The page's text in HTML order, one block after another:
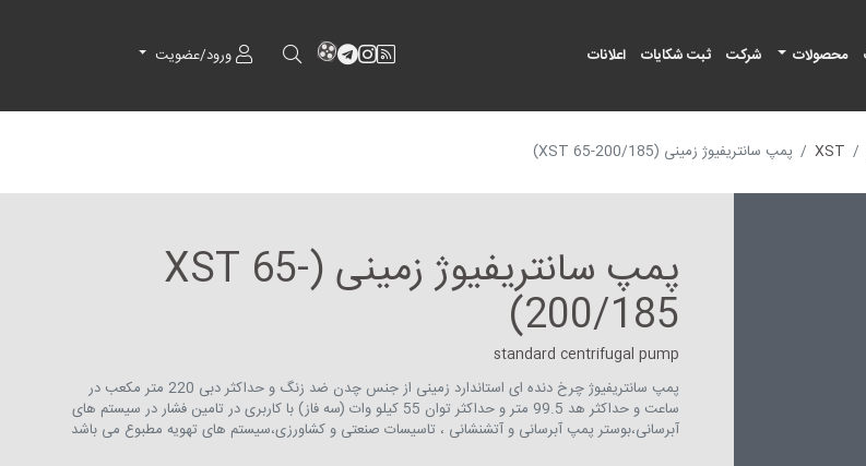
محصولات شرکت ثبت شکایات اعلانات RSS
کانال آپارات
کانال تلگرام
کانال آپارات ورود/عضویت
XST پمپ سانتریفیوژ زمینی (XST 65-200/185)
پمپ سانتریفیوژ زمینی (XST 65-
200/185)
standard centrifugal pump
پمپ سانتریفیوژ چرخ دنده ای استاندارد زمینی از جنس چدن ضد زنگ و حداکثر دبی 220 متر مکعب در
ساعت و حداکثر هد 99.5 متر و حداکثر توان 55 کیلو وات (سه فاز) با کاربری در تامین فشار در سیستم های
آبرسانی،بوستر پمپ آبرسانی و آتشنشانی ، تاسیسات صنعتی و کشاورزی،سیستم های تهویه مطبوع می باشد